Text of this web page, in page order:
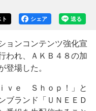
送る
シェア
ト
ンコンテンツ強化宣
われ、ＡＫＢ４８の加
登場した。
ｖｅ Ｓｈｏｐ！」と
ブランド「ＵＮＥＥＤ